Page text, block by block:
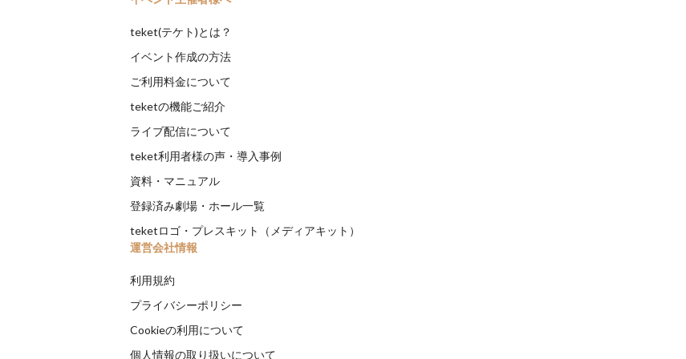
teket(テケト)とは？
イベント作成の方法
ご利用料金について
teketの機能ご紹介
ライブ配信について
teket利用者様の声・導入事例
資料・マニュアル
登録済み劇場・ホール一覧
teketロゴ・プレスキット（メディアキット）
運営会社情報
利用規約
プライバシーポリシー
Cookieの利用について
個人情報の取り扱いについて